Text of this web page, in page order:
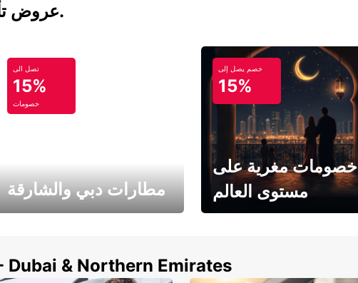
عروض تأجير السيارات والحافلات اليوم.
تصل الى
15%
خصومات
مطارات دبي والشارقة
خصم يصل إلى
15%
خصومات مغرية على
مستوى العالم
& Northern Emirates